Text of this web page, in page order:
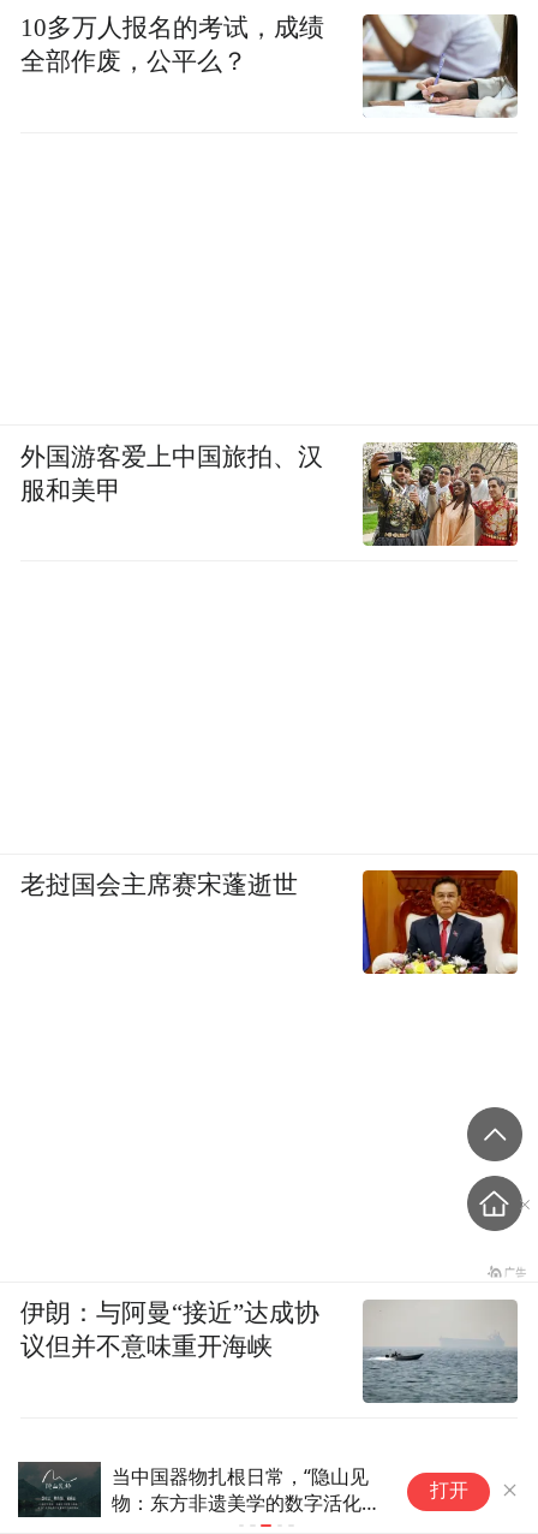
“洋学生”中国说｜外国青年邂逅
陕西非遗 品读“老手艺”里的“新
打开
10多万人报名的考试，成绩
全部作废，公平么？
外国游客爱上中国旅拍、汉
服和美甲
老挝国会主席赛宋蓬逝世
伊朗：与阿曼“接近”达成协
议但并不意味重开海峡